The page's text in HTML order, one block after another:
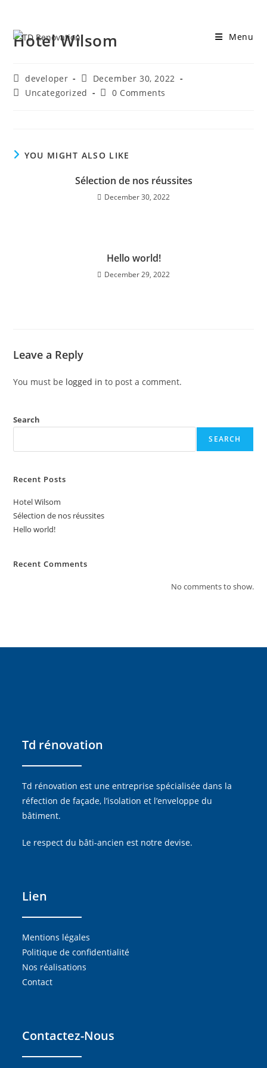
Menu
Hotel Wilsom
developer
December 30, 2022
Uncategorized
0 Comments
YOU MIGHT ALSO LIKE
Sélection de nos réussites
December 30, 2022
Hello world!
December 29, 2022
Leave a Reply
You must be logged in to post a comment.
Search
SEARCH
Recent Posts
Hotel Wilsom
Sélection de nos réussites
Hello world!
Recent Comments
No comments to show.
Td rénovation
Td rénovation est une entreprise spécialisée dans la
réfection de façade, l’isolation et l’enveloppe du
bâtiment.
Le respect du bâti-ancien est notre devise.
Lien
Mentions légales
Politique de confidentialité
Nos réalisations
Contact
Contactez-Nous